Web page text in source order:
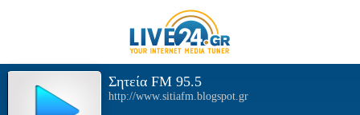
Σητεία FM 95.5
http://www.sitiafm.blogspot.gr